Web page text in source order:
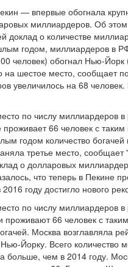
— впервые обогнала
миллиардеров. Об
доклад о количестве
годом, миллиардеров в
человек) обогнал Нью-
на шестое место, сообщает
увеличилось на 68
по числу миллиардеров
66 человек с
годом количество
третье место,
о долларовых
что теперь в Пекине
году достигло нового
по числу миллиардеров в
проживают 66 человек с
Москва возглавляла
Йорку. Всего
больше, чем в 2014 году.